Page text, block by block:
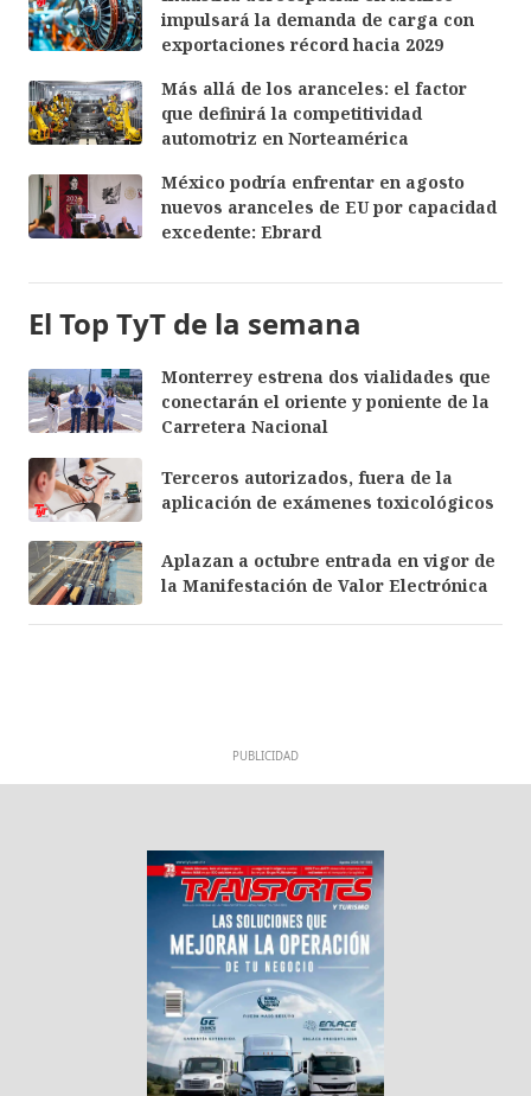
impulsará la demanda de carga con
exportaciones récord hacia 2029
Más allá de los aranceles: el factor
que definirá la competitividad
automotriz en Norteamérica
México podría enfrentar en agosto
nuevos aranceles de EU por capacidad
excedente: Ebrard
El Top TyT de la semana
Monterrey estrena dos vialidades que
conectarán el oriente y poniente de la
Carretera Nacional
Terceros autorizados, fuera de la
aplicación de exámenes toxicológicos
Aplazan a octubre entrada en vigor de
la Manifestación de Valor Electrónica
PUBLICIDAD